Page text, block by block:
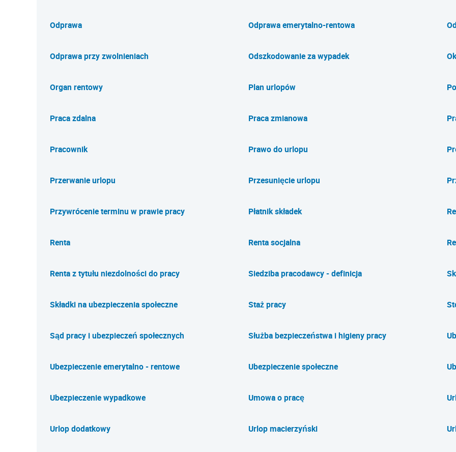
Odprawa Odprawa emerytalno-rentowa
Odprawa przy zwolnieniach Odszkodowanie za wypadek
Organ rentowy Plan urlopów
Praca zdalna Praca zmianowa
Pracownik Prawo do urlopu
Przerwanie urlopu Przesunięcie urlopu
Przywrócenie terminu w prawie pracy Płatnik składek
Renta Renta socjalna
Renta z tytułu niezdolności do pracy Siedziba pracodawcy - definicja
Składki na ubezpieczenia społeczne Staż pracy
Sąd pracy i ubezpieczeń społecznych Służba bezpieczeństwa i higieny pracy
Ubezpieczenie emerytalno - rentowe Ubezpieczenie społeczne
Ubezpieczenie wypadkowe Umowa o pracę
Urlop dodatkowy Urlop macierzyński